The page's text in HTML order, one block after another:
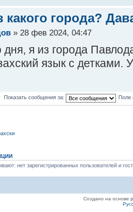
города?
» 28 фев 2024, 04:47
дня, я из города
язык с детками.
Показать сообщения за: Поле
нет зарегистрированных пользователей и
Создано на основе